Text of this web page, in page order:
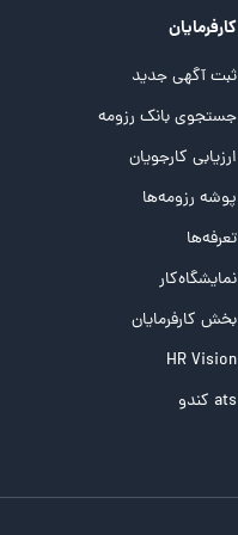
کارفرمایان
ثبت آگهی جدید
جستجوی بانک رزومه
ارزیابی کارجویان
پوشه‌‌ رزومه‌ها
تعرفه‌ها
نمایشگاه‌کار
بخش کارفرمایان
HR Vision
ats کندو